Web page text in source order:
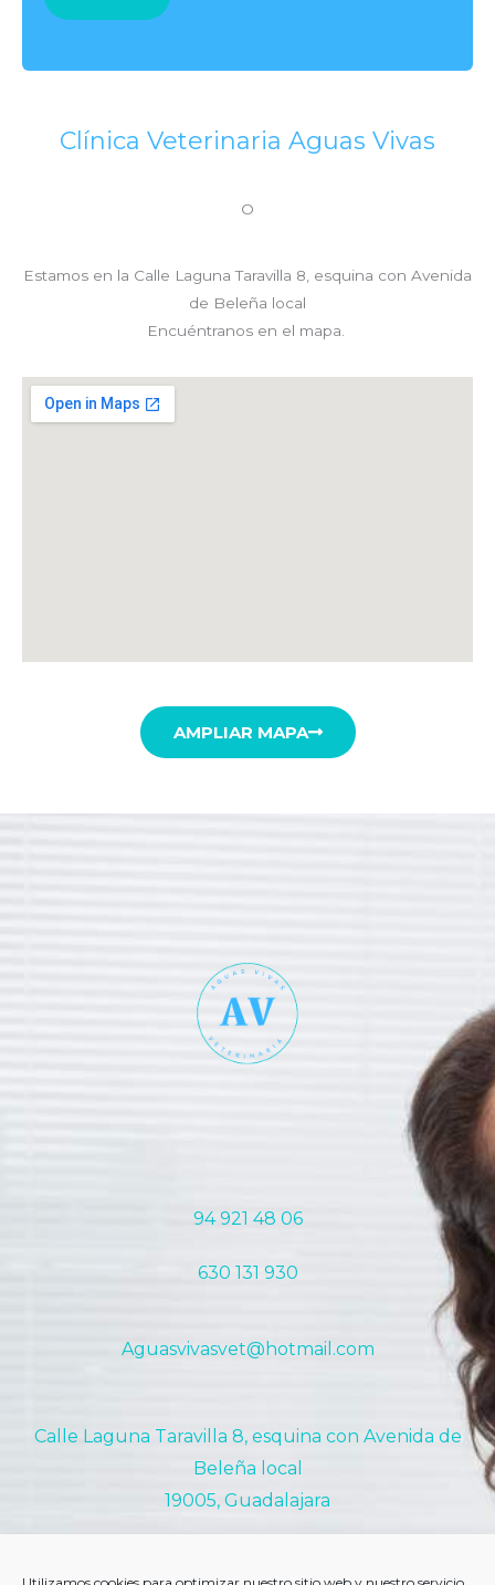
Clínica Veterinaria Aguas Vivas
O
Estamos en la Calle Laguna Taravilla 8, esquina con Avenida
de Beleña local
Encuéntranos en el mapa.
AMPLIAR MAPA
94 921 48 06
630 131 930
Aguasvivasvet@hotmail.com
Calle Laguna Taravilla 8, esquina con Avenida de
Beleña local
19005, Guadalajara